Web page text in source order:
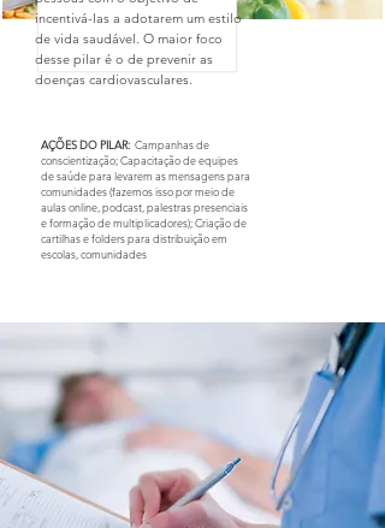
incentivá-las a adotarem um estilo
de vida saudável. O maior foco
desse pilar é o de prevenir as
doenças cardiovasculares.
AÇÕES DO PILAR: Campanhas de
conscientização; Capacitação de equipes
de saúde para levarem as mensagens para
comunidades (fazemos isso por meio de
aulas online, podcast, palestras presenciais
e formação de multiplicadores); Criação de
cartilhas e folders para distribuição em
escolas, comunidades